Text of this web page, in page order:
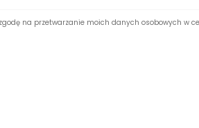
na przetwarzanie moich danych osobowych w